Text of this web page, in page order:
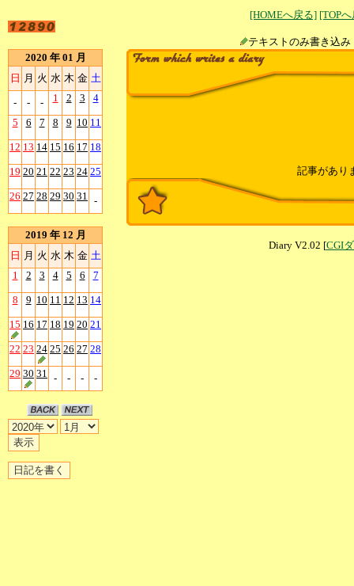
[HOMEへ戻る] [TOP
テキストのみ書
2020 年 01 月
日 月 火 水 木 金 土
- - - 1 2 3 4
5 6 7 8 9 10 11
12 13 14 15 16 17 18
19 20 21 22 23 24 25
26 27 28 29 30 31 -
2019 年 12 月
日 月 火 水 木 金 土
1
2 3 4 5 6 7
8 9 10 11 12 13 14
15 16 17 18 19 20 21
22 23 24 25 26 27 28
29 30 31 - - - -
記事があり
Diary V2.02 [CGI